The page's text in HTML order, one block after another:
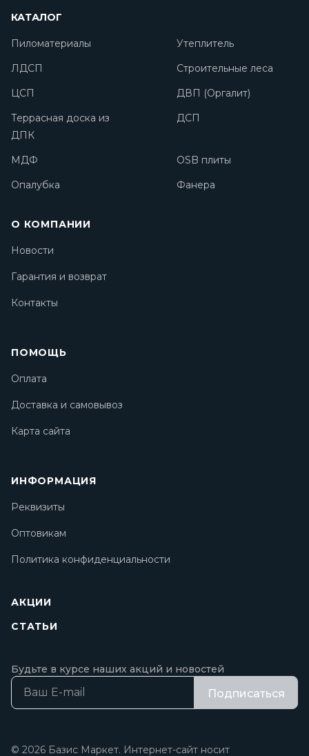
КАТАЛОГ
Пиломатериалы
Утеплитель
ЛДСП
Строительные леса
ЦСП
ДВП (Оргалит)
Террасная доска из
ДПК
ДСП
МДФ
OSB плиты
Опалубка
Фанера
О КОМПАНИИ
Новости
Гарантия и возврат
Контакты
ПОМОЩЬ
Оплата
Доставка и самовывоз
Карта сайта
ИНФОРМАЦИЯ
Реквизиты
Оптовикам
Политика конфиденциальности
АКЦИИ
СТАТЬИ
Будьте в курсе наших акций и новостей
Подписаться
© 2026 Базис Маркет. Интернет-сайт носит